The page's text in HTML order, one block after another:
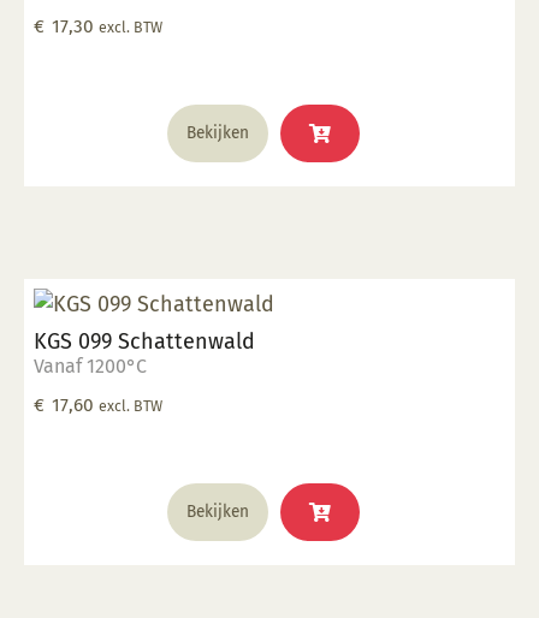
€ 17,30 excl. BTW
Bekijken
KGS 099 Schattenwald
Vanaf 1200°C
€ 17,60 excl. BTW
Bekijken